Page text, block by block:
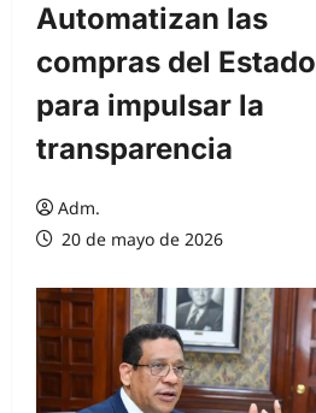
Automatizan las
compras del Estado
para impulsar la
transparencia
Adm.
20 de mayo de 2026